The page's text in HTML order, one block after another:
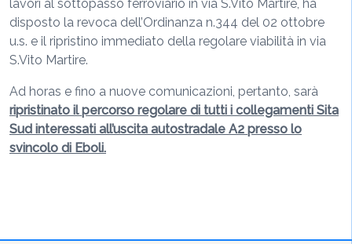
lavori al sottopasso ferroviario in via S.Vito Martire, ha
disposto la revoca dell’Ordinanza n.344 del 02 ottobre
u.s. e il ripristino immediato della regolare viabilità in via
S.Vito Martire.
Ad horas e fino a nuove comunicazioni, pertanto, sarà
ripristinato il percorso regolare di tutti i collegamenti Sita
Sud interessati all’uscita autostradale A2 presso lo
svincolo di Eboli.